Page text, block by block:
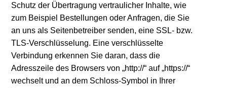
Schutz der Übertragung vertraulicher Inhalte, wie
zum Beispiel Bestellungen oder Anfragen, die Sie
an uns als Seitenbetreiber senden, eine SSL- bzw.
TLS-Verschlüsselung. Eine verschlüsselte
Verbindung erkennen Sie daran, dass die
Adresszeile des Browsers von „http://“ auf „https://“
wechselt und an dem Schloss-Symbol in Ihrer